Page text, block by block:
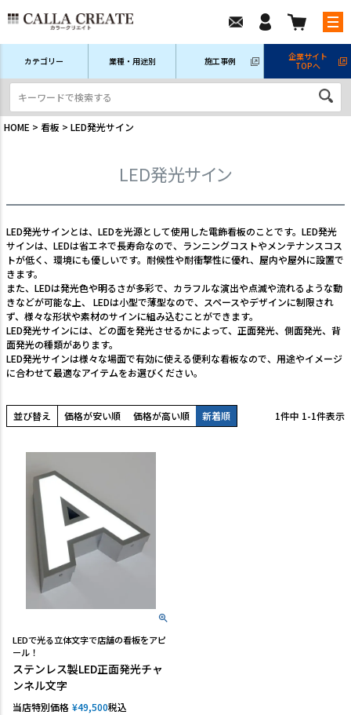
ログイン/マイページ
注文履歴
TEL:06-7493-2639(平日9:00～18:00)
メールで問い合わせる
業種・用途から選ぶ
用語集
よくある質問
特定商取引法表示
ご利用ガイド
会社概要
カテゴリー 業種・用途別 施工事例
企業サイト
TOPへ
HOME 看板 LED発光サイン
LED発光サイン
LED発光サインとは、LEDを光源として使用した電飾看板のことです。LED発光
サインは、LEDは省エネで長寿命なので、ランニングコストやメンテナンスコス
トが低く、環境にも優しいです。耐候性や耐衝撃性に優れ、屋内や屋外に設置で
きます。
また、LEDは発光色や明るさが多彩で、カラフルな演出や点滅や流れるような動
きなどが可能な上、 LEDは小型で薄型なので、スペースやデザインに制限され
ず、様々な形状や素材のサインに組み込むことができます。
LED発光サインには、どの面を発光させるかによって、正面発光、側面発光、背
面発光の種類があります。
LED発光サインは様々な場面で有効に使える便利な看板なので、用途やイメージ
に合わせて最適なアイテムをお選びください。
並び替え 価格が安い順 価格が高い順 新着順 1件中 1-1件表示
LEDで光る立体文字で店舗の看板をアピ
ール！
ステンレス製LED正面発光チャ
ンネル文字
当店特別価格 ¥49,500税込